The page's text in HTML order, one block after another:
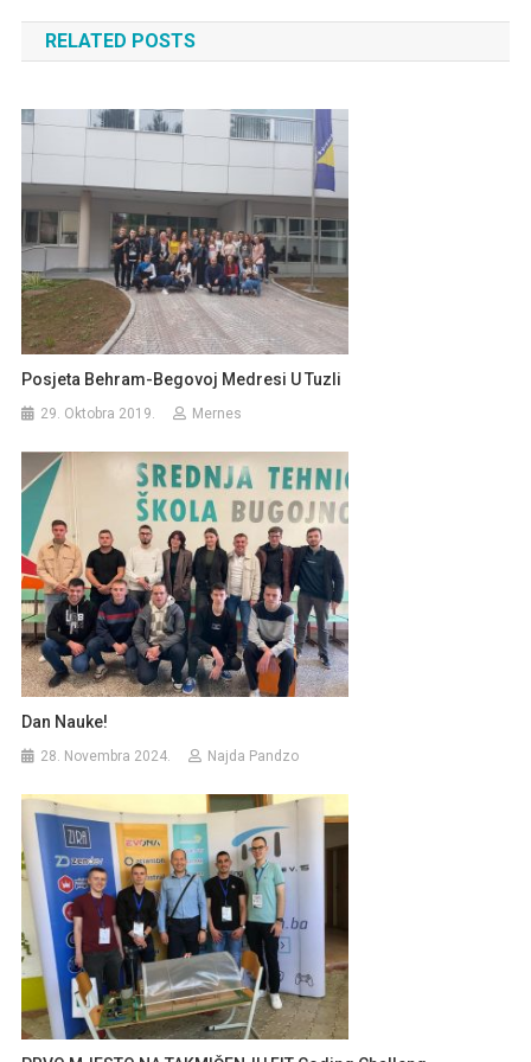
članaka
RELATED POSTS
Posjeta Behram-Begovoj Medresi U Tuzli
29. Oktobra 2019. Mernes
Dan Nauke!
28. Novembra 2024. Najda Pandzo